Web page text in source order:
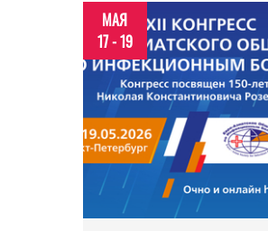
МАЯ
17 - 19